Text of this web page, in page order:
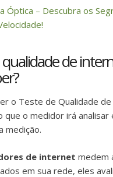
Óptica – Descubra os
de
o Teste de Qualidade
que o medidor irá analisar
medição.
de internet medem
em sua rede, eles